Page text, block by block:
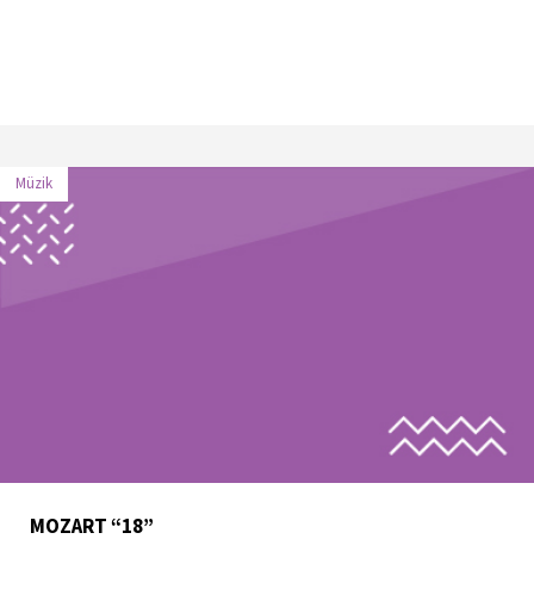
Müzik
MOZART “18”